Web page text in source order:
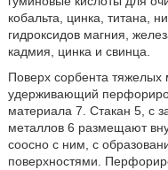
кобальта, цинка, титана,
гидроксидов магния,
кадмия, цинка и свинца.
Поверх сорбента тяжелых
удерживающий
материала 7. Стакан 5, с
металлов 6 размещают
соосно с ним, с
поверхностями.